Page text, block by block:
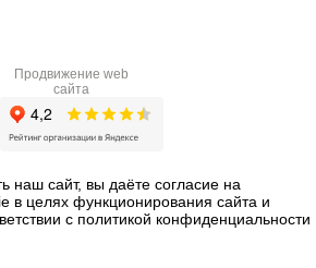
Продвижение web
сайта
наш сайт, вы даёте согласие на
в целях функционирования сайта и
с политикой конфиденциальности